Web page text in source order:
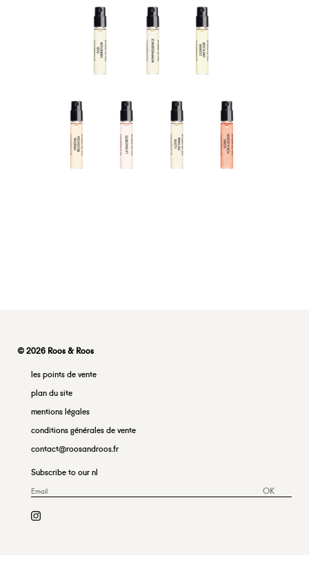
© 2026 Roos & Roos
les points de vente
plan du site
mentions légales
conditions générales de vente
contact@roosandroos.fr
Subscribe to our nl
OK